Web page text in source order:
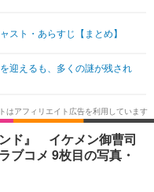
その他
韓国・芸能
スポーツ
グルメ
ショッピング
スト・あらすじ【まとめ】
迎えるも、多くの謎が残され
ンド』 イケメン御曹司
ブコメ 9枚目の写真・